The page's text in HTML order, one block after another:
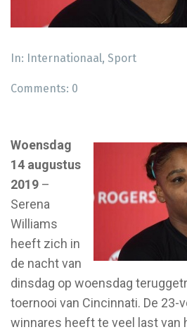
In: Internationaal, Sport
Comments: 0
Woensdag
14 augustus
2019 –
Serena
Williams
heeft zich in
de nacht van
dinsdag op woensdag
toernooi van Cincinnati. De 23-
winnares heeft te veel last van